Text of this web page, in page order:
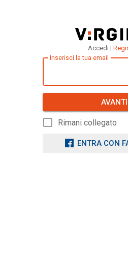
Accedi |
Inserisci la tua email
AVANTI
Rimani collegato
ENTRA CON